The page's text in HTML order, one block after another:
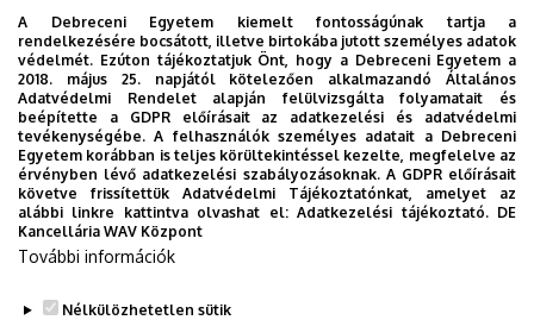
Jegyzőkönyv - Gépészmérnöki
Jegyzőkönyv - Környezetmérnöki
Jegyzőkönyv - Mechatronikai
Jegyzőkönyv - Műszaki menedzser
Legutóbbi frissítés: 2022. 07. 22. 13:39
A Debreceni Egyetem kiemelt fontosságúnak tartja a
rendelkezésére bocsátott, illetve birtokába jutott személyes adatok
védelmét. Ezúton tájékoztatjuk Önt, hogy a Debreceni Egyetem a
2018. május 25. napjától kötelezően alkalmazandó Általános
Adatvédelmi Rendelet alapján felülvizsgálta folyamatait és
beépítette a GDPR előírásait az adatkezelési és adatvédelmi
tevékenységébe. A felhasználók személyes adatait a Debreceni
Egyetem korábban is teljes körültekintéssel kezelte, megfelelve az
érvényben lévő adatkezelési szabályozásoknak. A GDPR előírásait
követve frissítettük Adatvédelmi Tájékoztatónkat, amelyet az
alábbi linkre kattintva olvashat el:Adatkezelési tájékoztató. DE
Kancellária WAV Központ
További információk
Nélkülözhetetlen sütik